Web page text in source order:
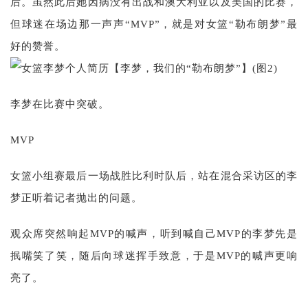
但球迷在场边那一声声“MVP”，就是对女篮“勒布朗梦”最
好的赞誉。
李梦在比赛中突破。
MVP
女篮小组赛最后一场战胜比利时队后，站在混合采访区的李
梦正听着记者抛出的问题。
观众席突然响起MVP的喊声，听到喊自己MVP的李梦先是
抿嘴笑了笑，随后向球迷挥手致意，于是MVP的喊声更响
亮了。